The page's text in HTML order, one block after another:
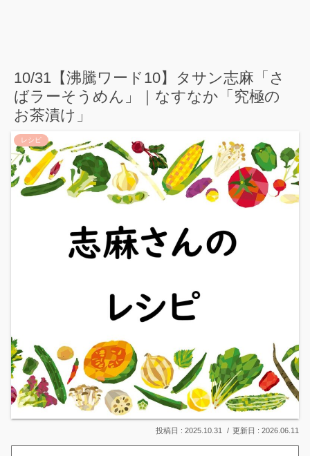
10/31【沸騰ワード10】タサン志麻「さ
ばラーそうめん」｜なすなか「究極の
お茶漬け」
レシピ
2025.10.31 2026.06.11